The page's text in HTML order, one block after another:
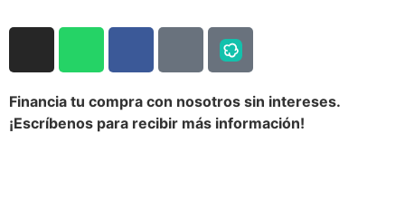
Financia tu compra con nosotros sin intereses.
¡Escríbenos para recibir más información!